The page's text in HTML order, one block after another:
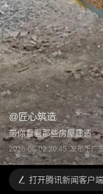
@ 匠心筑造
带你看看那些房屋建造
2026-06-02 20:45 发布于广
打开腾讯新闻客户